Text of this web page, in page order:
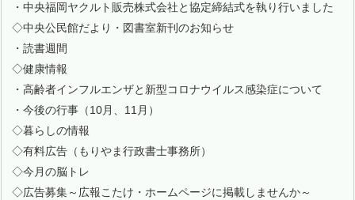
・中央福岡ヤクルト販売株式会社と協定締結式を執り行いました
◇中央公民館だより・図書室新刊のお知らせ
・読書週間
◇健康情報
・高齢者インフルエンザと新型コロナウイルス感染症について
・今後の行事（10月、11月）
◇暮らしの情報
◇有料広告（もりやま行政書士事務所）
◇今月の脳トレ
◇広告募集～広報こたけ・ホームページに掲載しませんか～